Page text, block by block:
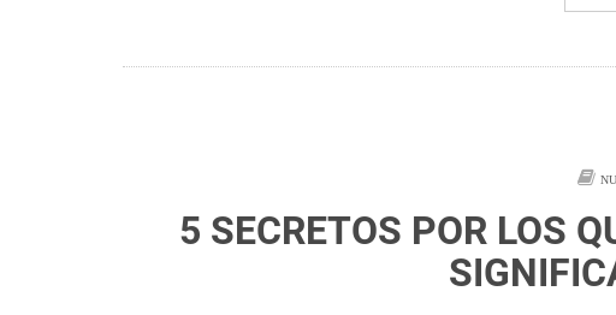
5 SECRETOS POR LOS